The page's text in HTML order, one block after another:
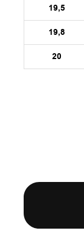
19,5
19,8
20